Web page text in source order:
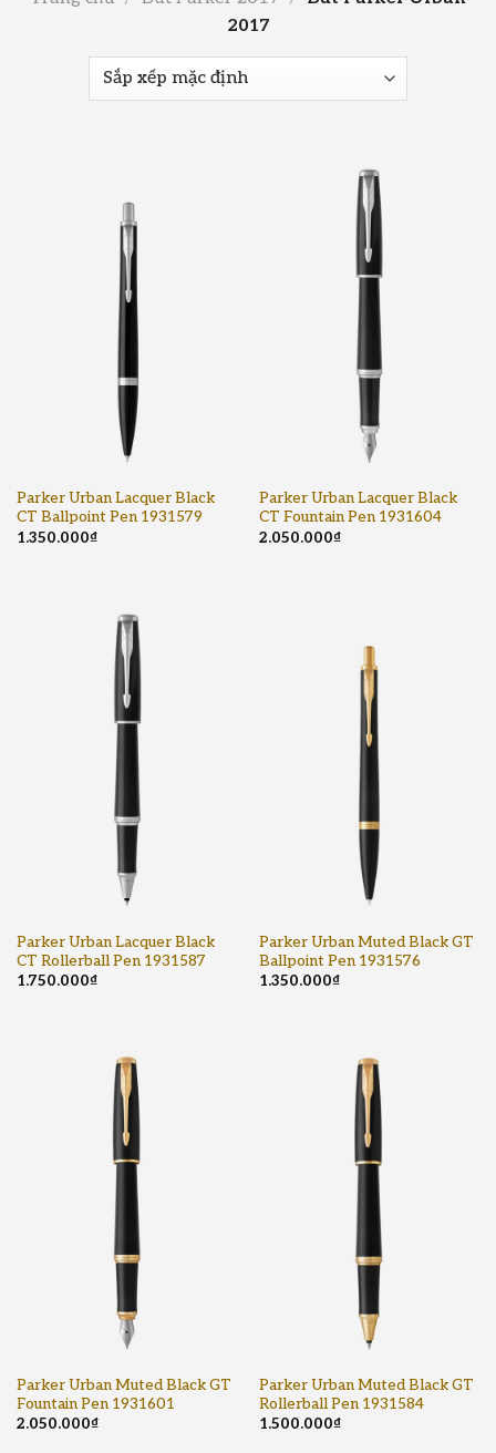
2017
Parker Urban Lacquer Black
CT Ballpoint Pen 1931579
1.350.000₫
Parker Urban Lacquer Black
CT Fountain Pen 1931604
2.050.000₫
Parker Urban Lacquer Black
CT Rollerball Pen 1931587
1.750.000₫
Parker Urban Muted Black GT
Ballpoint Pen 1931576
1.350.000₫
Parker Urban Muted Black GT
Fountain Pen 1931601
2.050.000₫
Parker Urban Muted Black GT
Rollerball Pen 1931584
1.500.000₫